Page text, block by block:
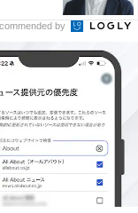
by